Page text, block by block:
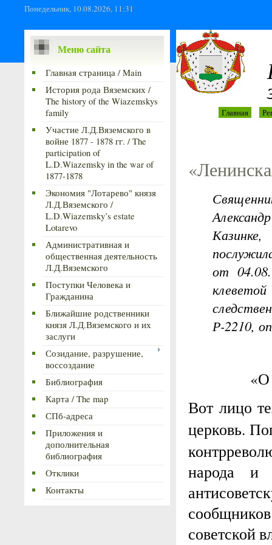
Понедельник, 10.08.2026, 11:31
Меню сайта
Главная страница / Main
История рода Вяземских /
The history of the Wiazemskys
family
Участие Л.Д.Вяземского в
войне 1877 - 1878 гг. / The
participation of
L.D.Wiazemsky in the war of
1877-1878
Экономия "Лотарево" князя
Л.Д.Вяземского /
L.D.Wiazemsky’s estate
Lotarevo
Административная и
общественная деятельность
Л.Д.Вяземского
Поступки Человека и
Гражданина
Ближайшие родственники
князя Л.Д.Вяземского и их
заслуги
Созидание, разрушение,
воссоздание
Библиография
Карта / The map
СПб-адреса
Приложения и
дополнительная
библиография
Отклики
Контакты
Главная
Казинке,
от
Р-2210,
Вот лицо
церковь.
народа и
советской